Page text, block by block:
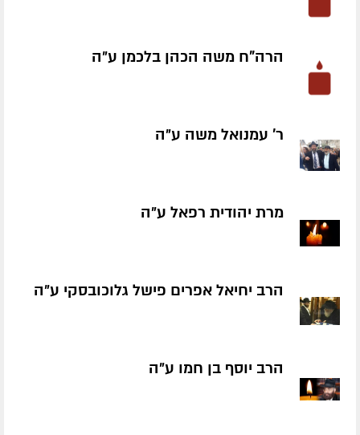
הרה"ח משה הכהן בלכמן ע״ה
ר' עמנואל משה ע״ה
מרת יהודית רפאל ע״ה
הרב יחיאל אפרים פישל גלוכובסקי ע״ה
הרב יוסף בן חמו ע״ה